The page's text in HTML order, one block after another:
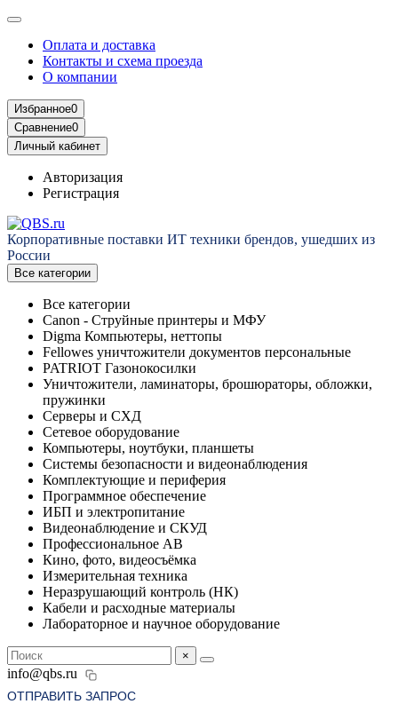
Оплата и доставка
Контакты и схема проезда
О компании
Избранное0
Сравнение0
Личный кабинет
Авторизация
Регистрация
Корпоративные поставки ИТ техники брендов, ушедших из
России
Все категории
Все категории
Canon - Струйные принтеры и МФУ
Digma Компьютеры, неттопы
Fellowes уничтожители документов персональные
PATRIOT Газонокосилки
Уничтожители, ламинаторы, брошюраторы, обложки,
пружинки
Серверы и СХД
Сетевое оборудование
Компьютеры, ноутбуки, планшеты
Системы безопасности и видеонаблюдения
Комплектующие и периферия
Программное обеспечение
ИБП и электропитание
Видеонаблюдение и СКУД
Профессиональное АВ
Кино, фото, видеосъёмка
Измерительная техника
Неразрушающий контроль (НК)
Кабели и расходные материалы
Лабораторное и научное оборудование
×
info@qbs.ru
ОТПРАВИТЬ ЗАПРОС